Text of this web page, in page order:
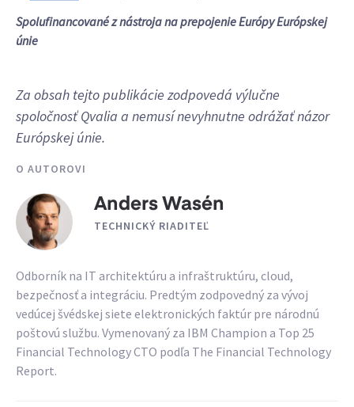
Spolufinancované z nástroja na prepojenie Európy Európskej
únie
Za obsah tejto publikácie zodpovedá výlučne
spoločnosť Qvalia a nemusí nevyhnutne odrážať názor
Európskej únie.
O AUTOROVI
Anders Wasén
TECHNICKÝ RIADITEĽ
Odborník na IT architektúru a infraštruktúru, cloud,
bezpečnosť a integráciu. Predtým zodpovedný za vývoj
vedúcej švédskej siete elektronických faktúr pre národnú
poštovú službu. Vymenovaný za IBM Champion a Top 25
Financial Technology CTO podľa The Financial Technology
Report.